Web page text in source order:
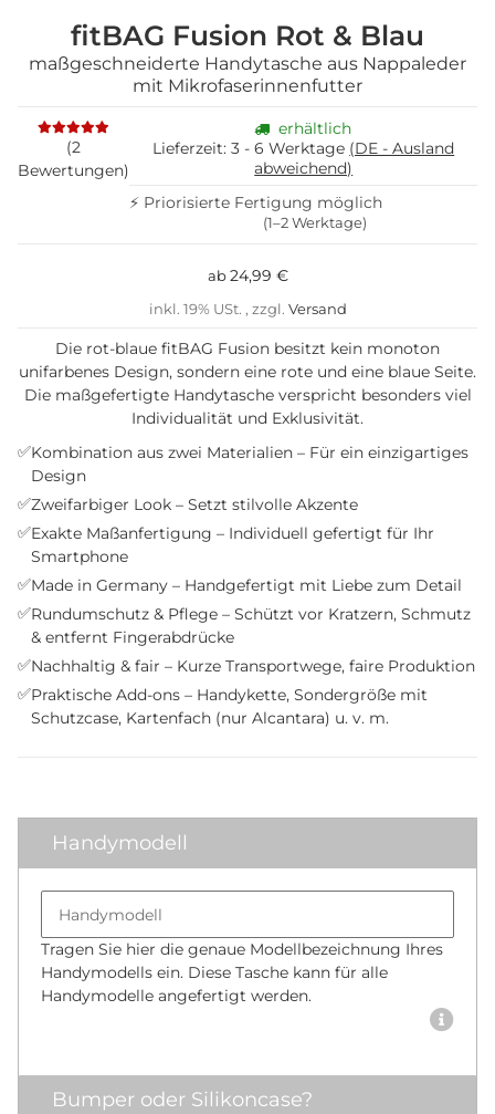
fitBAG Fusion Rot & Blau
maßgeschneiderte Handytasche aus Nappaleder
mit Mikrofaserinnenfutter
(2
Bewertungen)
erhältlich
Lieferzeit:3 - 6 Werktage (DE - Ausland
abweichend)
⚡ Priorisierte Fertigung möglich
(1–2 Werktage)
ab24,99 €
inkl. 19% USt. , zzgl. Versand
Die rot-blaue fitBAG Fusion besitzt kein monoton
unifarbenes Design, sondern eine rote und eine blaue Seite.
Die maßgefertigte Handytasche verspricht besonders viel
Individualität und Exklusivität.
✅Kombination aus zwei Materialien – Für ein einzigartiges
Design
✅Zweifarbiger Look – Setzt stilvolle Akzente
✅Exakte Maßanfertigung – Individuell gefertigt für Ihr
Smartphone
✅Made in Germany – Handgefertigt mit Liebe zum Detail
✅Rundumschutz & Pflege – Schützt vor Kratzern, Schmutz
& entfernt Fingerabdrücke
✅Nachhaltig & fair – Kurze Transportwege, faire Produktion
✅Praktische Add-ons – Handykette, Sondergröße mit
Schutzcase, Kartenfach (nur Alcantara) u. v. m.
Handymodell
Tragen Sie hier die genaue Modellbezeichnung Ihres
Handymodells ein. Diese Tasche kann für alle
Handymodelle angefertigt werden.
Bumper oder Silikoncase?